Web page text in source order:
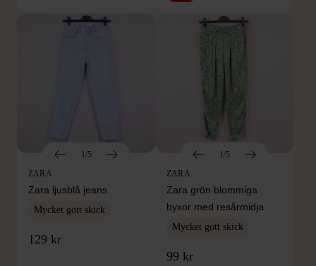
1/5
ZARA
Zara ljusblå jeans
Mycket gott skick
129 kr
1/5
ZARA
Zara grön blommiga
byxor med resårmidja
Mycket gott skick
99 kr